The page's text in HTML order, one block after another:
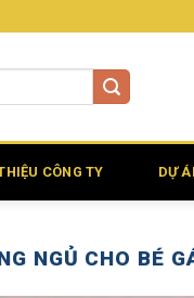
CÔNG TY DỰ
NGỦ CHO BÉ